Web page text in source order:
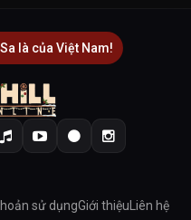
là của Việt Nam!
sử dụngGiới thiệuLiên hệ